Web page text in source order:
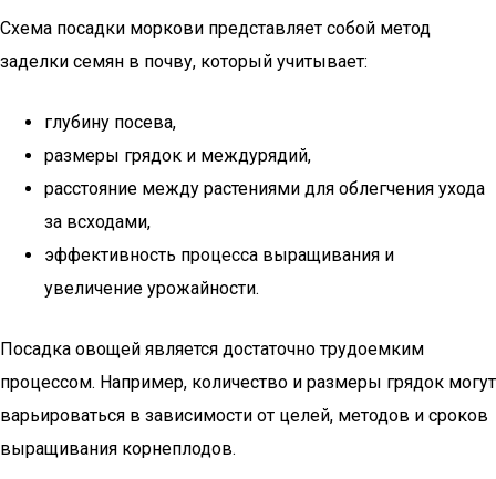
Схема посадки моркови представляет собой метод
заделки семян в почву, который учитывает:
глубину посева,
размеры грядок и междурядий,
расстояние между растениями для облегчения ухода
за всходами,
эффективность процесса выращивания и
увеличение урожайности.
Посадка овощей является достаточно трудоемким
процессом. Например, количество и размеры грядок могут
варьироваться в зависимости от целей, методов и сроков
выращивания корнеплодов.